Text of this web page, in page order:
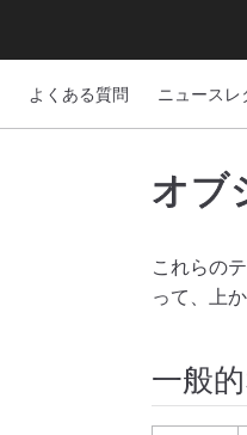
よくある質問 ニュース
オブ
これらの
って、上
一般